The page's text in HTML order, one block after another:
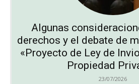
Algunas
derechos y el debate de
«Proyecto de Ley de
Propiedad
23/07/2026